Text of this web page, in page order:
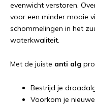
evenwicht verstoren.
voor een minder mooie
schommelingen in het
waterkwaliteit.
Met de juiste anti alg
Bestrijd je
Voorkom je